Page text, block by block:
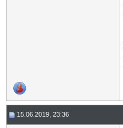
15.06.2019, 23:36